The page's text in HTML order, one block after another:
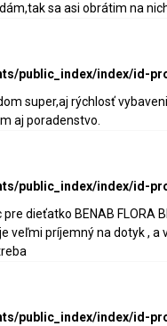
sa asi obrátim na
public_index/index/id-
super,aj rýchlosť
aj poradenstvo.
public_index/index/id-
dieťatko BENAB FLORA
veľmi príjemný na dotyk , a
public_index/index/id-